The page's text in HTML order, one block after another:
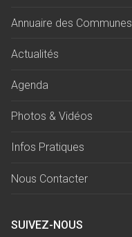
Annuaire des Communes
Actualités
Agenda
Photos & Vidéos
Infos Pratiques
Nous Contacter
SUIVEZ-NOUS